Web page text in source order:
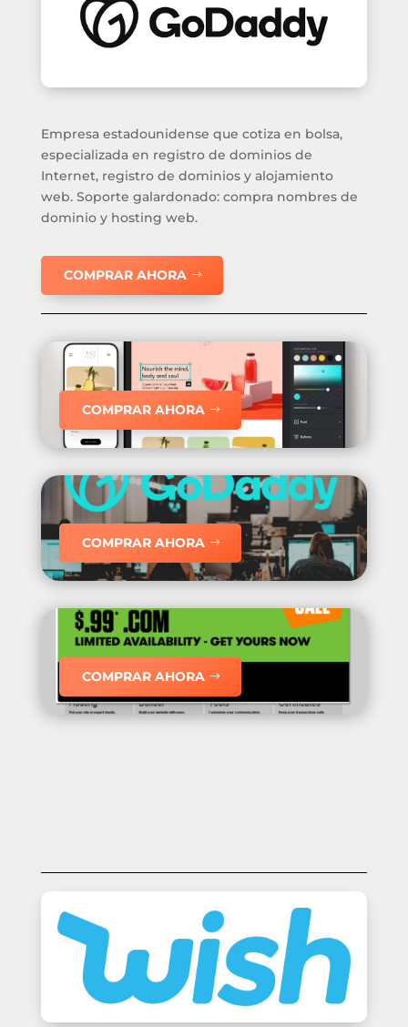
Empresa estadounidense que cotiza en bolsa,
especializada en registro de dominios de
Internet, registro de dominios y alojamiento
web. Soporte galardonado: compra nombres de
dominio y hosting web.
COMPRAR AHORA
COMPRAR AHORA
COMPRAR AHORA
COMPRAR AHORA